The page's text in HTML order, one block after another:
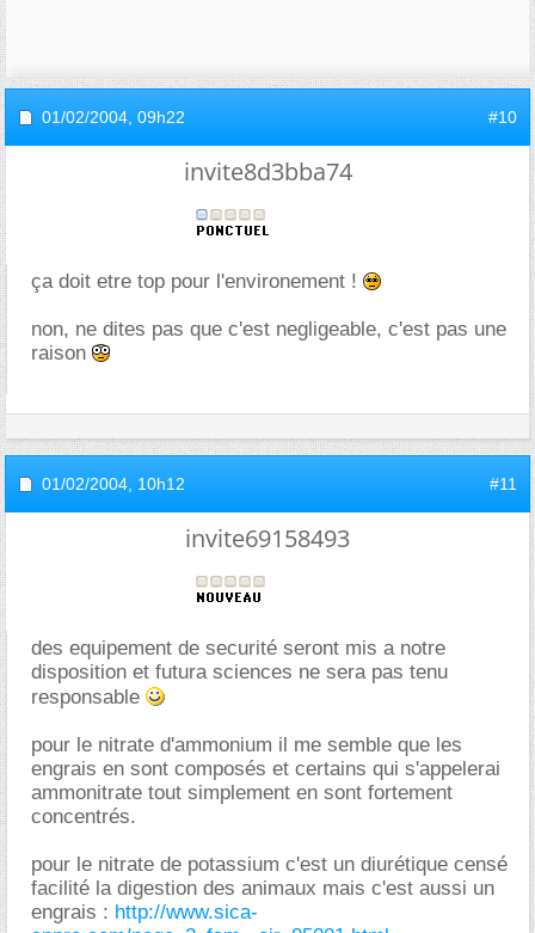
01/02/2004, 09h22 #10
invite8d3bba74
ça doit etre top pour l'environement !
non, ne dites pas que c'est negligeable, c'est pas une
raison
01/02/2004, 10h12 #11
invite69158493
des equipement de securité seront mis a notre
disposition et futura sciences ne sera pas tenu
responsable
pour le nitrate d'ammonium il me semble que les
engrais en sont composés et certains qui s'appelerai
ammonitrate tout simplement en sont fortement
concentrés.
pour le nitrate de potassium c'est un diurétique censé
facilité la digestion des animaux mais c'est aussi un
engrais : http://www.sica-